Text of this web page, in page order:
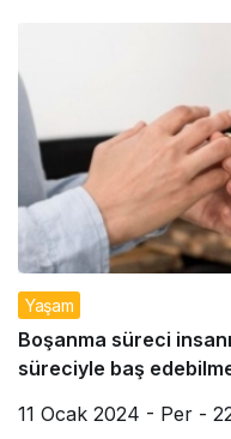
Yaşam
Boşanma süreci
süreciyle baş
11 Ocak 2024 - Per -